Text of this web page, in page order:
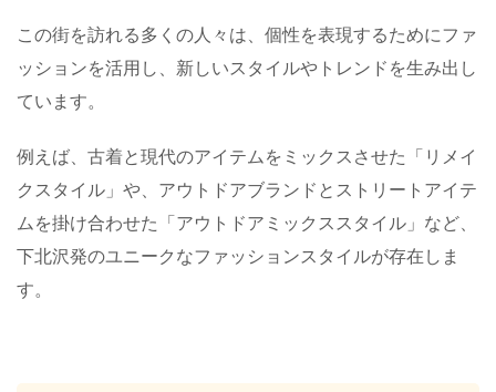
この街を訪れる多くの人々は、個性を表現するためにファ
ッションを活用し、新しいスタイルやトレンドを生み出し
ています。
例えば、古着と現代のアイテムをミックスさせた「リメイ
クスタイル」や、アウトドアブランドとストリートアイテ
ムを掛け合わせた「アウトドアミックススタイル」など、
下北沢発のユニークなファッションスタイルが存在しま
す。